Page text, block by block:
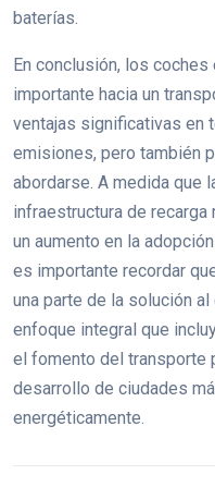
baterías.
En conclusión, los
importante hacia un
ventajas significativas en
emisiones, pero también
abordarse. A medida que
infraestructura de
un aumento en la
es importante recordar
una parte de la solución
enfoque integral que
el fomento del transporte
desarrollo de ciudades
energéticamente.